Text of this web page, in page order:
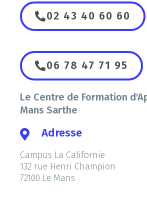
02 43 40 60 60
06 78 47 71 95
Le Centre de Formation
Mans Sarthe
Adresse
Campus La Californie
132 rue Henri Champion
72100 Le Mans